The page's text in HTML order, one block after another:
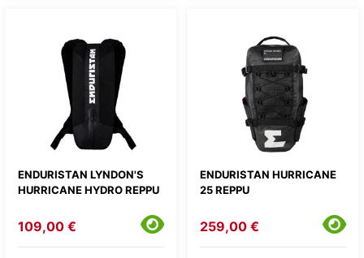
ENDURISTAN LYNDON'S
HURRICANE HYDRO REPPU
109,00 €
ENDURISTAN HURRICANE
25 REPPU
259,00 €